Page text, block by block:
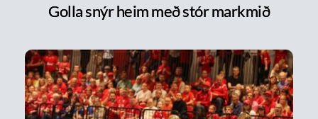
Golla snýr heim með stór markmið